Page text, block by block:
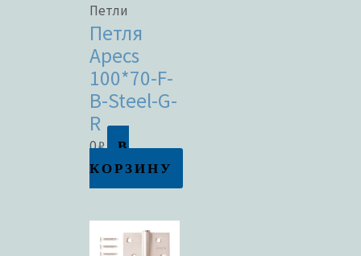
Петли
Петля
Apecs
100*70-F-
B-Steel-G-
R
0₽
В
КОРЗИНУ